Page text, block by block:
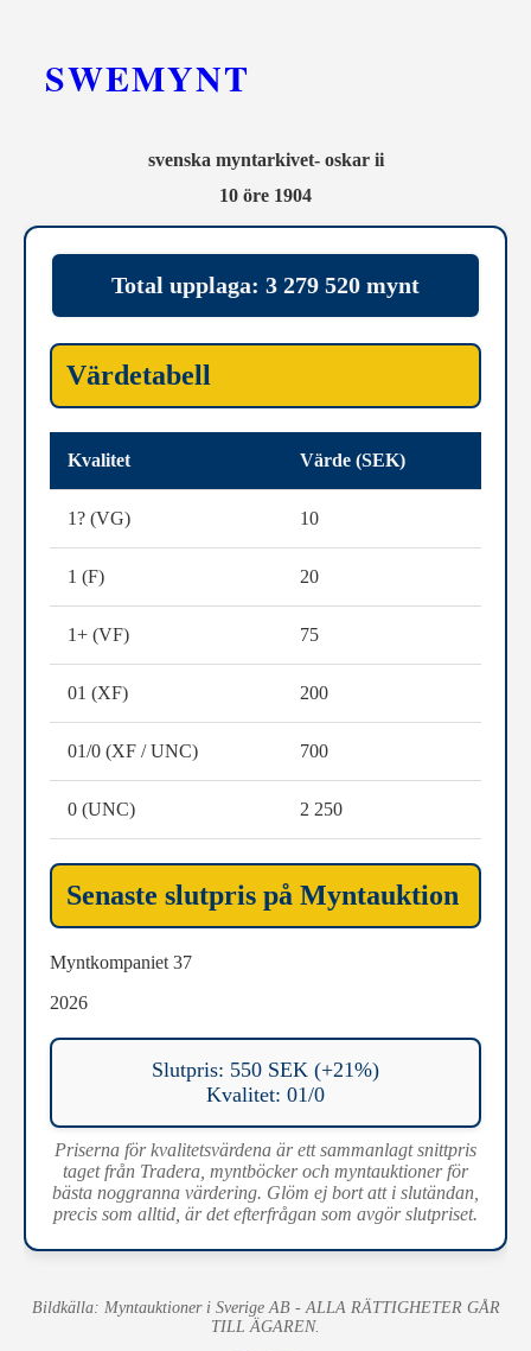
SWEMYNT
svenska myntarkivet- oskar ii
10 öre 1904
Total upplaga: 3 279 520 mynt
Värdetabell
Kvalitet Värde (SEK)
1? (VG) 10
1 (F) 20
1+ (VF) 75
01 (XF) 200
01/0 (XF / UNC) 700
0 (UNC) 2 250
Senaste slutpris på Myntauktion
Myntkompaniet 37
2026
Slutpris: 550 SEK (+21%)
Kvalitet: 01/0
Priserna för kvalitetsvärdena är ett sammanlagt snittpris
taget från Tradera, myntböcker och myntauktioner för
bästa noggranna värdering. Glöm ej bort att i slutändan,
precis som alltid, är det efterfrågan som avgör slutpriset.
Bildkälla: Myntauktioner i Sverige AB - ALLA RÄTTIGHETER GÅR
TILL ÄGAREN.